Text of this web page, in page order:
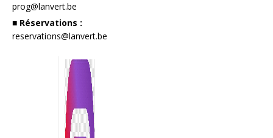
prog@lanvert.be
■ Réservations :
reservations@lanvert.be